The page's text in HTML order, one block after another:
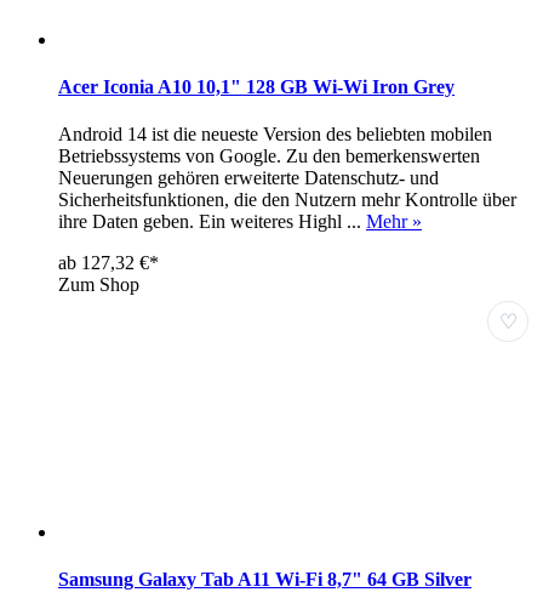
Acer Iconia A10 10,1" 128 GB Wi-Wi Iron Grey
Android 14 ist die neueste Version des beliebten mobilen
Betriebssystems von Google. Zu den bemerkenswerten
Neuerungen gehören erweiterte Datenschutz- und
Sicherheitsfunktionen, die den Nutzern mehr Kontrolle über
ihre Daten geben. Ein weiteres Highl ... Mehr »
ab 127,32 €*
Zum Shop
♡
Samsung Galaxy Tab A11 Wi-Fi 8,7" 64 GB Silver